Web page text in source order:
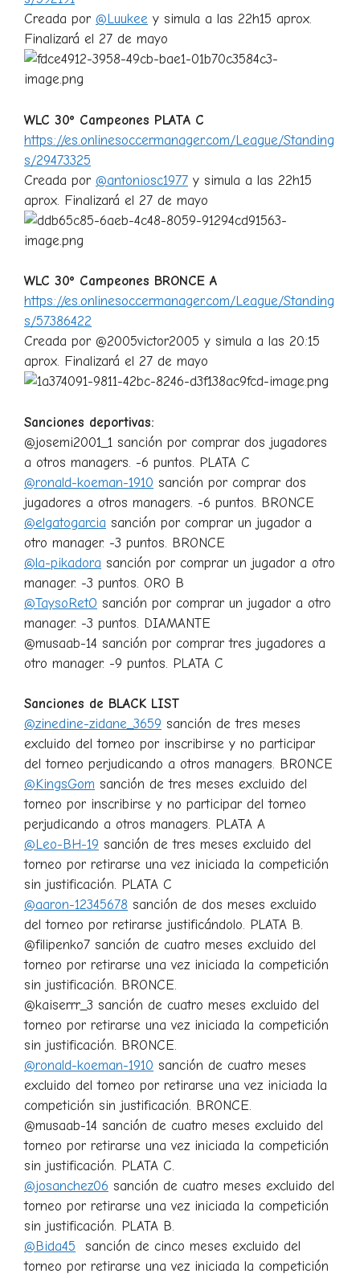
Creada por @Luukee y simula a las 22h15 aprox.
Finalizará el 27 de mayo
WLC 30º Campeones PLATA C
https://es.onlinesoccermanager.com/League/Standing
s/29473325
Creada por @antoniosc1977 y simula a las 22h15
aprox. Finalizará el 27 de mayo
WLC 30º Campeones BRONCE A
https://es.onlinesoccermanager.com/League/Standing
s/57386422
Creada por @2005victor2005 y simula a las 20:15
aprox. Finalizará el 27 de mayo
Sanciones deportivas:
@josemi2001_1 sanción por comprar dos jugadores
a otros managers. -6 puntos. PLATA C
@ronald-koeman-1910 sanción por comprar dos
jugadores a otros managers. -6 puntos. BRONCE
@elgatogarcia sanción por comprar un jugador a
otro manager. -3 puntos. BRONCE
@la-pikadora sanción por comprar un jugador a otro
manager. -3 puntos. ORO B
@TaysoRetO sanción por comprar un jugador a otro
manager. -3 puntos. DIAMANTE
@musaab-14 sanción por comprar tres jugadores a
otro manager. -9 puntos. PLATA C
Sanciones de BLACK LIST
@zinedine-zidane_3659 sanción de tres meses
excluido del torneo por inscribirse y no participar
del torneo perjudicando a otros managers. BRONCE
@KingsGom sanción de tres meses excluido del
torneo por inscribirse y no participar del torneo
perjudicando a otros managers. PLATA A
@Leo-BH-19 sanción de tres meses excluido del
torneo por retirarse una vez iniciada la competición
sin justificación. PLATA C
@aaron-12345678 sanción de dos meses excluido
del torneo por retirarse justificándolo. PLATA B.
@filipenko7 sanción de cuatro meses excluido del
torneo por retirarse una vez iniciada la competición
sin justificación. BRONCE.
@kaiserrr_3 sanción de cuatro meses excluido del
torneo por retirarse una vez iniciada la competición
sin justificación. BRONCE.
@ronald-koeman-1910 sanción de cuatro meses
excluido del torneo por retirarse una vez iniciada la
competición sin justificación. BRONCE.
@musaab-14 sanción de cuatro meses excluido del
torneo por retirarse una vez iniciada la competición
sin justificación. PLATA C.
@josanchez06 sanción de cuatro meses excluido del
torneo por retirarse una vez iniciada la competición
sin justificación. PLATA B.
@Bida45 sanción de cinco meses excluido del
torneo por retirarse una vez iniciada la competición